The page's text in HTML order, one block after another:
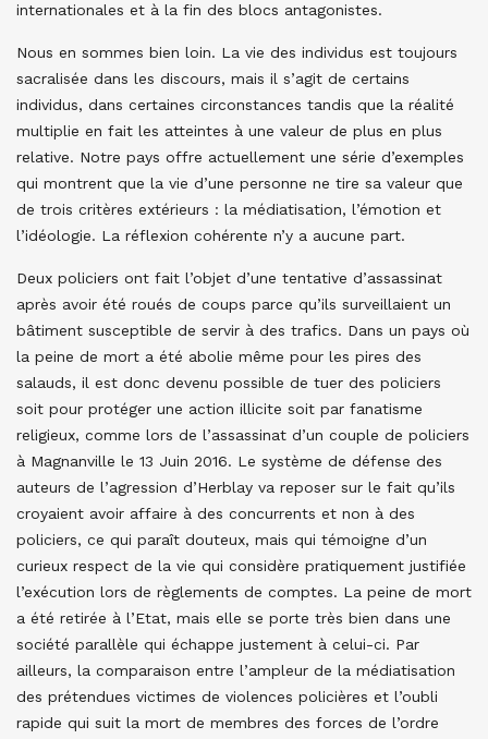
internationales et à la fin des blocs antagonistes.
Nous en sommes bien loin. La vie des individus est toujours
sacralisée dans les discours, mais il s’agit de certains
individus, dans certaines circonstances tandis que la réalité
multiplie en fait les atteintes à une valeur de plus en plus
relative. Notre pays offre actuellement une série d’exemples
qui montrent que la vie d’une personne ne tire sa valeur que
de trois critères extérieurs : la médiatisation, l’émotion et
l’idéologie. La réflexion cohérente n’y a aucune part.
Deux policiers ont fait l’objet d’une tentative d’assassinat
après avoir été roués de coups parce qu’ils surveillaient un
bâtiment susceptible de servir à des trafics. Dans un pays où
la peine de mort a été abolie même pour les pires des
salauds, il est donc devenu possible de tuer des policiers
soit pour protéger une action illicite soit par fanatisme
religieux, comme lors de l’assassinat d’un couple de policiers
à Magnanville le 13 Juin 2016. Le système de défense des
auteurs de l’agression d’Herblay va reposer sur le fait qu’ils
croyaient avoir affaire à des concurrents et non à des
policiers, ce qui paraît douteux, mais qui témoigne d’un
curieux respect de la vie qui considère pratiquement justifiée
l’exécution lors de règlements de comptes. La peine de mort
a été retirée à l’Etat, mais elle se porte très bien dans une
société parallèle qui échappe justement à celui-ci. Par
ailleurs, la comparaison entre l’ampleur de la médiatisation
des prétendues victimes de violences policières et l’oubli
rapide qui suit la mort de membres des forces de l’ordre